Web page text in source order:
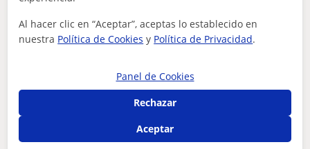
Contactar
Bettina
Al hacer clic en “Aceptar”, aceptas lo establecido en
nuestra Política de Cookies y Política de Privacidad.
Panel de Cookies
Rechazar
Aceptar